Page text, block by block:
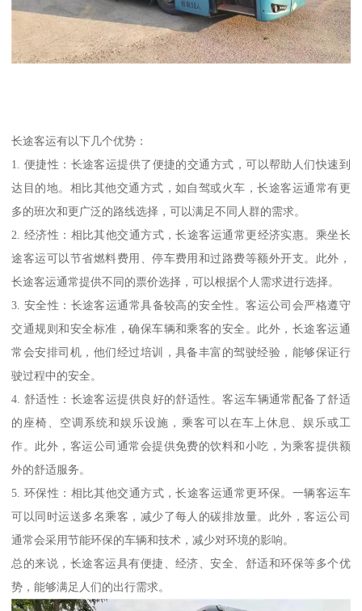
长途客运有以下几个优势：
1. 便捷性：长途客运提供了便捷的交通方式，可以帮助人们快速到
达目的地。相比其他交通方式，如自驾或火车，长途客运通常有更
多的班次和更广泛的路线选择，可以满足不同人群的需求。
2. 经济性：相比其他交通方式，长途客运通常更经济实惠。乘坐长
途客运可以节省燃料费用、停车费用和过路费等额外开支。此外，
长途客运通常提供不同的票价选择，可以根据个人需求进行选择。
3. 安全性：长途客运通常具备较高的安全性。客运公司会严格遵守
交通规则和安全标准，确保车辆和乘客的安全。此外，长途客运通
常会安排司机，他们经过培训，具备丰富的驾驶经验，能够保证行
驶过程中的安全。
4. 舒适性：长途客运提供良好的舒适性。客运车辆通常配备了舒适
的座椅、空调系统和娱乐设施，乘客可以在车上休息、娱乐或工
作。此外，客运公司通常会提供免费的饮料和小吃，为乘客提供额
外的舒适服务。
5. 环保性：相比其他交通方式，长途客运通常更环保。一辆客运车
可以同时运送多名乘客，减少了每人的碳排放量。此外，客运公司
通常会采用节能环保的车辆和技术，减少对环境的影响。
总的来说，长途客运具有便捷、经济、安全、舒适和环保等多个优
势，能够满足人们的出行需求。